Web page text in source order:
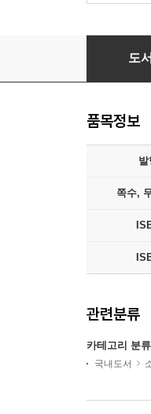
지하로부터
도
품목정보
발
쪽수,
관련분류
카테고리 분류
국내도서